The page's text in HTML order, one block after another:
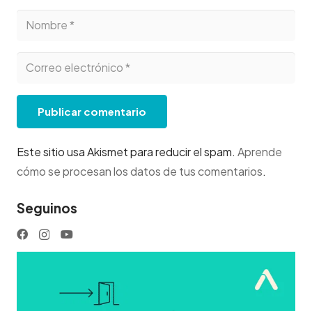
Publicar comentario
Este sitio usa Akismet para reducir el spam. Aprende
cómo se procesan los datos de tus comentarios.
Seguinos